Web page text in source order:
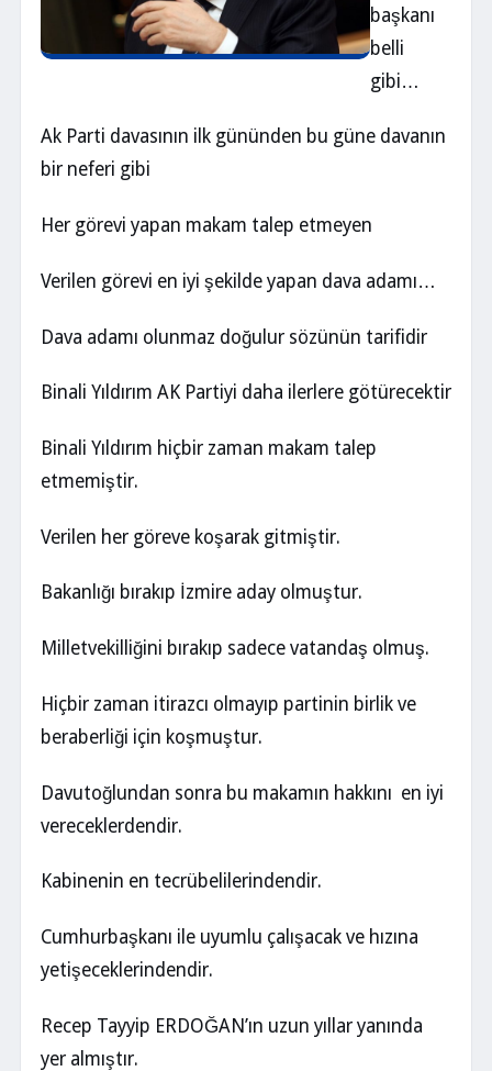
başkanı
belli
gibi…
Ak Parti davasının ilk gününden bu güne davanın
bir neferi gibi
Her görevi yapan makam talep etmeyen
Verilen görevi en iyi şekilde yapan dava adamı…
Dava adamı olunmaz doğulur sözünün tarifidir
Binali Yıldırım AK Partiyi daha ilerlere götürecektir
Binali Yıldırım hiçbir zaman makam talep
etmemiştir.
Verilen her göreve koşarak gitmiştir.
Bakanlığı bırakıp İzmire aday olmuştur.
Milletvekilliğini bırakıp sadece vatandaş olmuş.
Hiçbir zaman itirazcı olmayıp partinin birlik ve
beraberliği için koşmuştur.
Davutoğlundan sonra bu makamın hakkını en iyi
vereceklerdendir.
Kabinenin en tecrübelilerindendir.
Cumhurbaşkanı ile uyumlu çalışacak ve hızına
yetişeceklerindendir.
Recep Tayyip ERDOĞAN’ın uzun yıllar yanında
yer almıştır.